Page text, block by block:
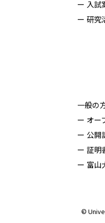
入試
研究
一般の
オー
公開
証明
富山
©